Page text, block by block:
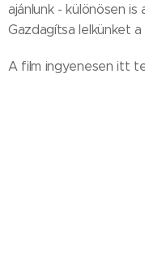
ajánlunk - különösen
Gazdagítsa lelkünket
A film ingyenesen itt